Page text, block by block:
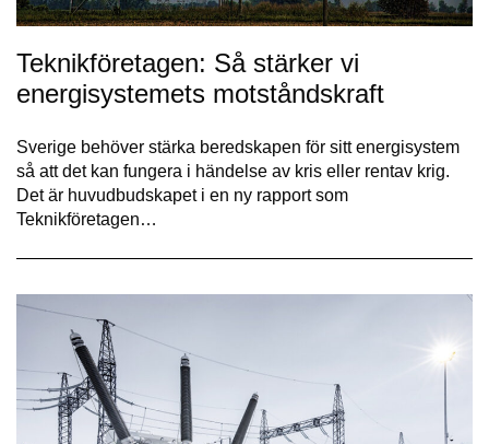
Teknikföretagen: Så stärker vi
energisystemets motståndskraft
Sverige behöver stärka beredskapen för sitt energisystem
så att det kan fungera i händelse av kris eller rentav krig.
Det är huvudbudskapet i en ny rapport som
Teknikföretagen…